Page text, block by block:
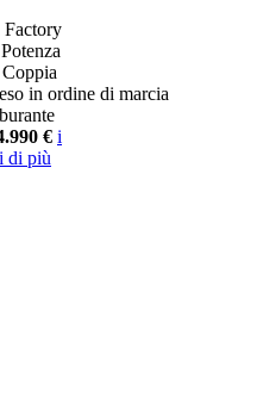
Potenza
Coppia
in ordine di marcia
€ i
di più